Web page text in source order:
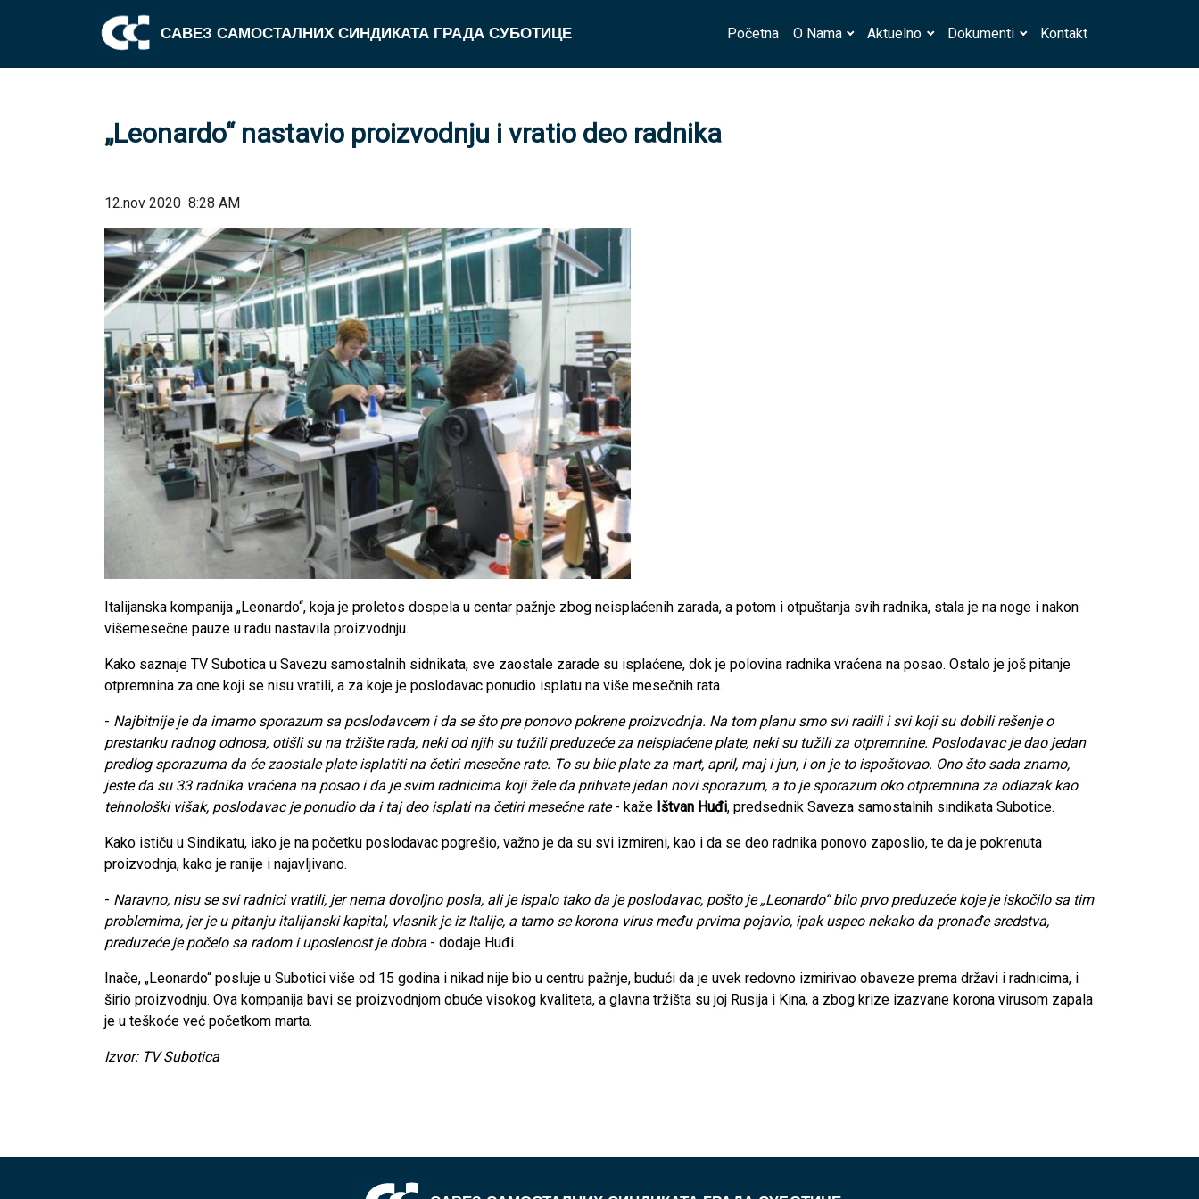
САВЕЗ САМОСТАЛНИХ СИНДИКАТА ГРАДА СУБОТИЦЕ Početna O Nama Aktuelno Dokumenti Kontakt
„Leonardo“ nastavio proizvodnju i vratio deo radnika
12.nov 2020 8:28 AM
Italijanska kompanija „Leonardo“, koja je proletos dospela u centar pažnje zbog neisplaćenih zarada, a potom i otpuštanja svih radnika, stala je na noge i nakon
višemesečne pauze u radu nastavila proizvodnju.
Kako saznaje TV Subotica u Savezu samostalnih sidnikata, sve zaostale zarade su isplaćene, dok je polovina radnika vraćena na posao. Ostalo je još pitanje
otpremnina za one koji se nisu vratili, a za koje je poslodavac ponudio isplatu na više mesečnih rata.
- Najbitnije je da imamo sporazum sa poslodavcem i da se što pre ponovo pokrene proizvodnja. Na tom planu smo svi radili i svi koji su dobili rešenje o
prestanku radnog odnosa, otišli su na tržište rada, neki od njih su tužili preduzeće za neisplaćene plate, neki su tužili za otpremnine. Poslodavac je dao jedan
predlog sporazuma da će zaostale plate isplatiti na četiri mesečne rate. To su bile plate za mart, april, maj i jun, i on je to ispoštovao. Ono što sada znamo,
jeste da su 33 radnika vraćena na posao i da je svim radnicima koji žele da prihvate jedan novi sporazum, a to je sporazum oko otpremnina za odlazak kao
tehnološki višak, poslodavac je ponudio da i taj deo isplati na četiri mesečne rate- kaže Ištvan Huđi, predsednik Saveza samostalnih sindikata Subotice.
Kako ističu u Sindikatu, iako je na početku poslodavac pogrešio, važno je da su svi izmireni, kao i da se deo radnika ponovo zaposlio, te da je pokrenuta
proizvodnja, kako je ranije i najavljivano.
- Naravno, nisu se svi radnici vratili, jer nema dovoljno posla, ali je ispalo tako da je poslodavac, pošto je „Leonardo“ bilo prvo preduzeće koje je iskočilo sa tim
problemima, jer je u pitanju italijanski kapital, vlasnik je iz Italije, a tamo se korona virus među prvima pojavio, ipak uspeo nekako da pronađe sredstva,
preduzeće je počelo sa radom i uposlenost je dobra - dodaje Huđi.
Inače, „Leonardo“ posluje u Subotici više od 15 godina i nikad nije bio u centru pažnje, budući da je uvek redovno izmirivao obaveze prema državi i radnicima, i
širio proizvodnju. Ova kompanija bavi se proizvodnjom obuće visokog kvaliteta, a glavna tržišta su joj Rusija i Kina, a zbog krize izazvane korona virusom zapala
je u teškoće već početkom marta.
Izvor: TV Subotica